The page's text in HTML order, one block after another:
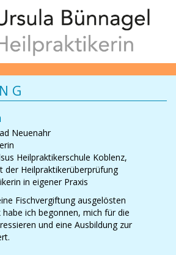
Neuenahr
Heilpraktikerschule Koblenz,
der Heilpraktiker­überprüfung
in eigener Praxis
Fischvergiftung ausgelösten
ich begonnen, mich für die
und eine Ausbildung zur